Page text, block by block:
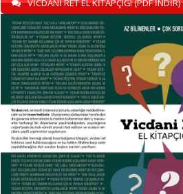
VİCDANİ RET EL KİTAPÇIĞI (PDF İNDİR)